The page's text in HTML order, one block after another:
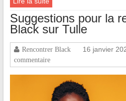
Suggestions pour la
Black sur Tulle
Rencontrer Black 16 janvier
commentaire